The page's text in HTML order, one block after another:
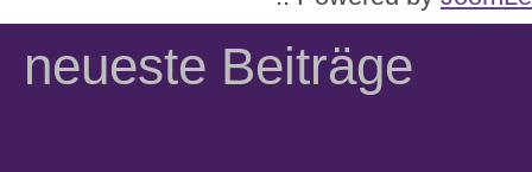
neueste Beiträge